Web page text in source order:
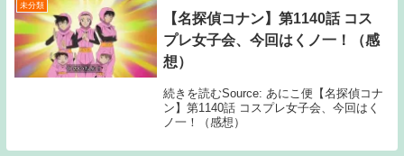
未分類
【名探偵コナン】第1140話 コス
プレ女子会、今回はくノ一！（感
想）
続きを読むSource: あにこ便【名探偵コナ
ン】第1140話 コスプレ女子会、今回はく
ノ一！（感想）